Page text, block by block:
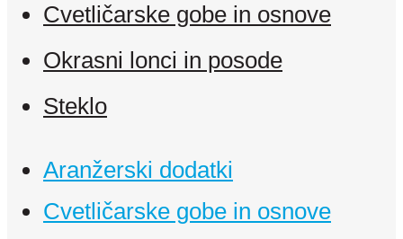
Cvetličarske gobe in osnove
Okrasni lonci in posode
Steklo
Aranžerski dodatki
Cvetličarske gobe in osnove